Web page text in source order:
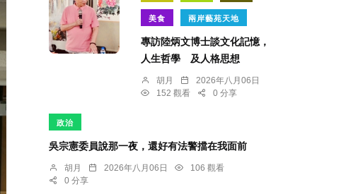
美食 兩岸藝苑天地
專訪陸炳文博士談文化記憶，
人生哲學 及人格思想
胡月
2026年八月06日
152 觀看
0 分享
政治
吳宗憲委員說那一夜，還好有法警擋在我面前
胡月 2026年八月06日
106 觀看
0 分享